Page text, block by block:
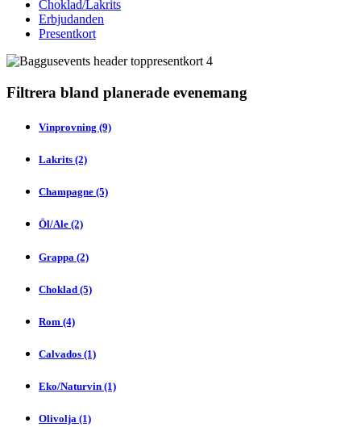
Choklad/Lakrits
Erbjudanden
Presentkort
Filtrera bland planerade evenemang
Vinprovning (9)
Lakrits (2)
Champagne (5)
Öl/Ale (2)
Grappa (2)
Choklad (5)
Rom (4)
Calvados (1)
Eko/Naturvin (1)
Olivolja (1)